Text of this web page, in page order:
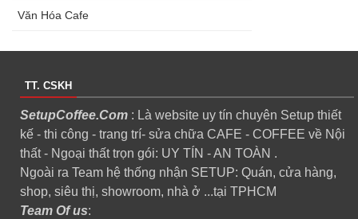
Văn Hóa Cafe
TT. CSKH
SetupCoffee.Com : Là website uy tín chuyên Setup thiết
kế - thi công - trang trí- sửa chữa CAFE - COFFEE về Nội
thất - Ngoại thất trọn gói: UY TÍN - AN TOÀN .
Ngoài ra Team hệ thống nhận SETUP: Quán, cửa hàng,
shop, siêu thị, showroom, nhà ở ...tại TPHCM
Team Of us: